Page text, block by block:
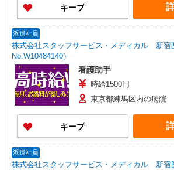
キープ
派遣社員
株式会社スタッフサービス・メディカル 新宿
No.W10484140）
看護助手
時給1500円
東京都練馬区内の病院
キープ
派遣社員
株式会社スタッフサービス・メディカル 新宿